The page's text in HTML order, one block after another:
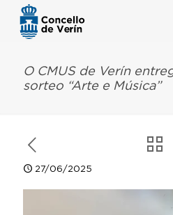
O CMUS de Verín
sorteo “Arte e Música”
27/06/2025